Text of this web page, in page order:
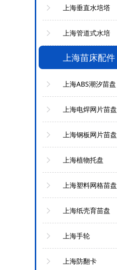
上海垂直水培塔
上海管道式水培
上海苗床配件
上海ABS潮汐苗盘
上海电焊网片苗盘
上海钢板网片苗盘
上海植物托盘
上海塑料网格苗盘
上海纸壳育苗盘
上海手轮
上海防翻卡